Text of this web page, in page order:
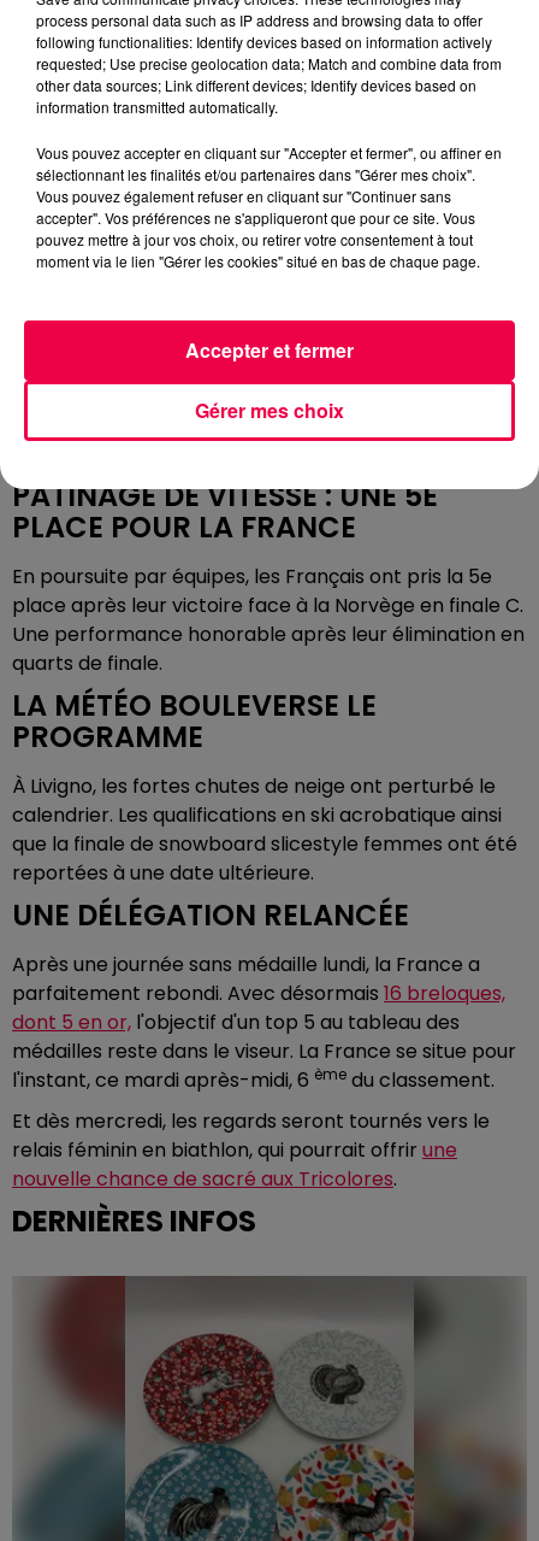
Les Bleus quittent donc la compétition dès les
barrages, dans un contexte déjà compliqué après
l'exclusion de Pierre Crinon pour le reste des Jeux.
COMBINÉ NORDIQUE : HEINIS 14E,
OFTEBRO TITRÉ
En nordique combiné, le Français, Marco Heinis, bien
placé après le saut à ski, n'a pas réussi à accrocher le
top 10 sur le 10 km de ski de fond. Il se termine le 14e.
ème.
Le titre olympique revient au Norvégien Jens Luraas
Oftebro, auteur d'une course solide, devant
l'Autrichien Johannes Lamparter et le Finlandais Ilkka
PATINAGE DE VITESSE : UNE 5E
PLACE POUR LA FRANCE
En poursuite par équipes, les Français ont pris la 5e
place après leur victoire face à la Norvège en finale C.
Une performance honorable après leur élimination en
quarts de finale.
LA MÉTÉO BOULEVERSE LE
PROGRAMME
À Livigno, les fortes chutes de neige ont perturbé le
calendrier. Les qualifications en ski acrobatique ainsi
que la finale de snowboard slicestyle femmes ont été
reportées à une date ultérieure.
UNE DÉLÉGATION RELANCÉE
Après une journée sans médaille lundi, la France a
parfaitement rebondi. Avec désormais 16 breloques,
dont 5 en or, l'objectif d'un top 5 au tableau des
médailles reste dans le viseur. La France se situe pour
l'instant, ce mardi après-midi, 6 ème du classement.
Et dès mercredi, les regards seront tournés vers le
relais féminin en biathlon, qui pourrait offrir une
nouvelle chance de sacré aux Tricolores.
DERNIÈRES INFOS
process personal data such as IP address and browsing data to offer
following functionalities: Identify devices based on information actively
requested; Use precise geolocation data; Match and combine data from
other data sources; Link different devices; Identify devices based on
information transmitted automatically.
Vous pouvez accepter en cliquant sur "Accepter et fermer", ou affiner en
sélectionnant les finalités et/ou partenaires dans "Gérer mes choix".
Vous pouvez également refuser en cliquant sur "Continuer sans
accepter". Vos préférences ne s'appliqueront que pour ce site. Vous
pouvez mettre à jour vos choix, ou retirer votre consentement à tout
moment via le lien "Gérer les cookies" situé en bas de chaque page.
Gérer mes choix
Accepter et fermer